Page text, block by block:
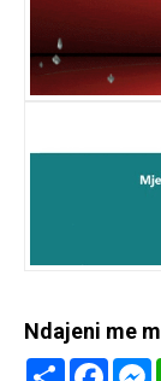
Ndajeni me
Share